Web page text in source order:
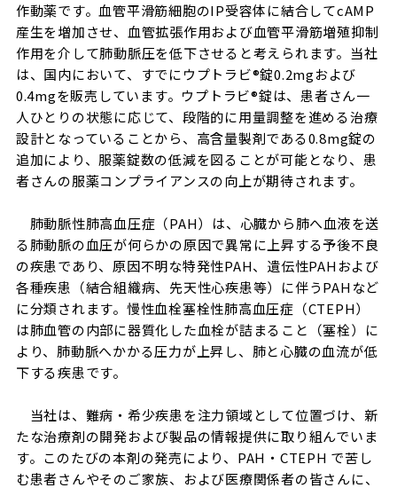
作動薬です。血管平滑筋細胞のIP受容体に結合してcAMP
産生を増加させ、血管拡張作用および血管平滑筋増殖抑制
作用を介して肺動脈圧を低下させると考えられます。当社
は、国内において、すでにウプトラビ®錠0.2mgおよび
0.4mgを販売しています。ウプトラビ®錠は、患者さん一
人ひとりの状態に応じて、段階的に用量調整を進める治療
設計となっていることから、高含量製剤である0.8mg錠の
追加により、服薬錠数の低減を図ることが可能となり、患
者さんの服薬コンプライアンスの向上が期待されます。
肺動脈性肺高血圧症（PAH）は、心臓から肺へ血液を送
る肺動脈の血圧が何らかの原因で異常に上昇する予後不良
の疾患であり、原因不明な特発性PAH、遺伝性PAHおよび
各種疾患（結合組織病、先天性心疾患等）に伴うPAHなど
に分類されます。慢性血栓塞栓性肺高血圧症（CTEPH）
は肺血管の内部に器質化した血栓が詰まること（塞栓）に
より、肺動脈へかかる圧力が上昇し、肺と心臓の血流が低
下する疾患です。
当社は、難病・希少疾患を注力領域として位置づけ、新
たな治療剤の開発および製品の情報提供に取り組んでいま
す。このたびの本剤の発売により、PAH・CTEPH で苦し
む患者さんやそのご家族、および医療関係者の皆さんに、